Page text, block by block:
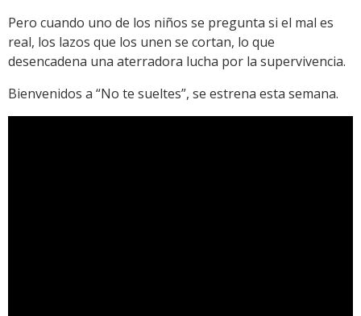
Pero cuando uno de los niños se pregunta si el mal es
real, los lazos que los unen se cortan, lo que
desencadena una aterradora lucha por la supervivencia.
Bienvenidos a “No te sueltes”, se estrena esta semana.